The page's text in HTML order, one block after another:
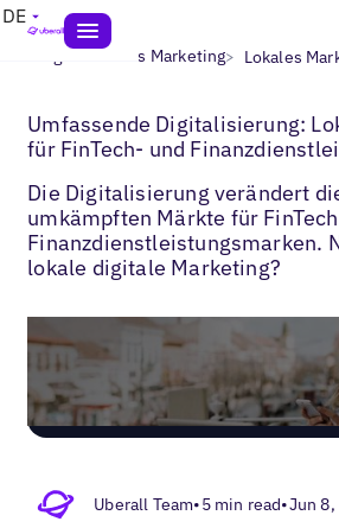
DE
Blogs> Lokales Marketing>
Umfassende Digitalisierung:
für FinTech- und
Die Digitalisierung verändert
umkämpften Märkte für
Finanzdienstleistungsmarken.
lokale digitale Marketing?
Uberall Team•5 min read•Jun